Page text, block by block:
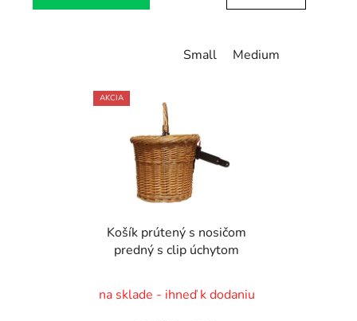
Small Medium
AKCIA
Košík prútený s nosičom
predný s clip úchytom
na sklade - ihneď k dodaniu